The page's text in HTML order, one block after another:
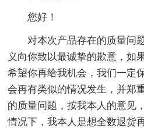
您好！
对本次产品存在的质量问
义向你致以最诚挚的歉意，如
希望你再给我机会，我们一定
会再有类似的情况发生，并郑
的质量问题，按我本人的意见
情况下，我本人是想全数退货